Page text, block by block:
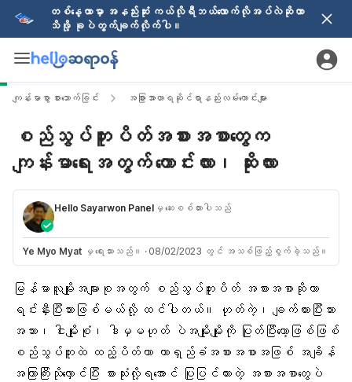
တစ်နေ့တာမှာ အနည်းဆုံး ကယ်လိုရီဘယ်လောက်လိုအပ်လဲဆိုတာ
သိဖို့ ခုပဲတွက်ချက်လိုက်ပါ။
ကျန်းမာစွာ စားသောက်ခြင်း အခြားအာဟာရဆိုင်ရာနည်းလမ်းကောင်းများ
စည်သွပ်ဘူးပိတ်အစားအစာတွေက
ကျန်းမာရေးအတွက် ကောင်းလား၊ ဆိုးလား
Hello Sayarwon Panelမှ ဆေးစစ်ထားပါသည်
Ye Myo Myatမှ ရေးသားသည်။ · 08/02/2023 တွင် အသစ်ဖြည့်စွက်ခဲ့သည်။
မြန်မာလူမျိုးအများစုအတွက် စည်သွပ်ဘူးပိတ် အစားအစာဆိုတာ
ရင်းနှီးပြီးသားဖြစ်မယ်လို့ ထင်ပါတယ်။ ဟုတ်ကဲ့၊ ချက်ထားပြီးသား
အသား၊ ငါးမျိုးစုံ၊ ဒါမှမဟုတ် ပဲအမျိုးမျိုးကို ပြုတ်ပြီးတော့ဖြစ်ဖြစ်
စည်သွပ်ဘူးထဲ ထည့်ပိတ်ကာ တာရှည်ခံအစားအစာအဖြစ် အချိန်
အကြာကြီးသိုလှောင်ပြီး စားသုံးလို့ရအောင် ပြုပြင်ထားတဲ့ အစားအစာတွေပဲ